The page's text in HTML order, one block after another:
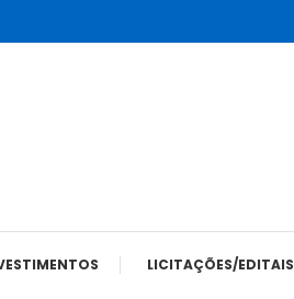
LICITAÇÕES/EDITAIS